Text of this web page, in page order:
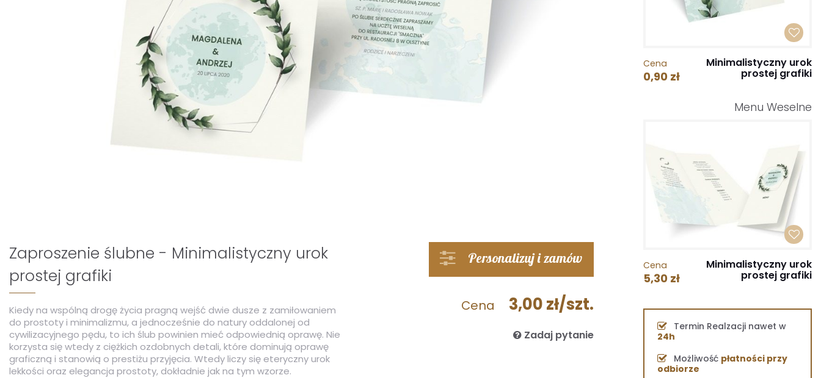
Cena 3,00 zł/szt.
Personalizuj i zamów
Zadaj pytanie
Zaproszenie ślubne - Minimalistyczny urok
prostej grafiki
Kiedy na wspólną drogę życia pragną wejść dwie dusze z zamiłowaniem
do prostoty i minimalizmu, a jednocześnie do natury oddalonej od
cywilizacyjnego pędu, to ich ślub powinien mieć odpowiednią oprawę. Nie
korzysta się wtedy z ciężkich ozdobnych detali, które dominują oprawę
graficzną i stanowią o prestiżu przyjęcia. Wtedy liczy się eteryczny urok
lekkości oraz elegancja prostoty, dokładnie jak na tym wzorze.
Cena
0,90 zł
Minimalistyczny urok
prostej grafiki
Menu Weselne
Cena
5,30 zł
Minimalistyczny urok
prostej grafiki
Termin Realzacji nawet w
24h
Możliwość płatności przy
odbiorze